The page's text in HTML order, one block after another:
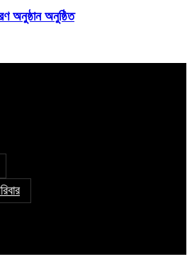
অনুষ্ঠান অনুষ্ঠিত